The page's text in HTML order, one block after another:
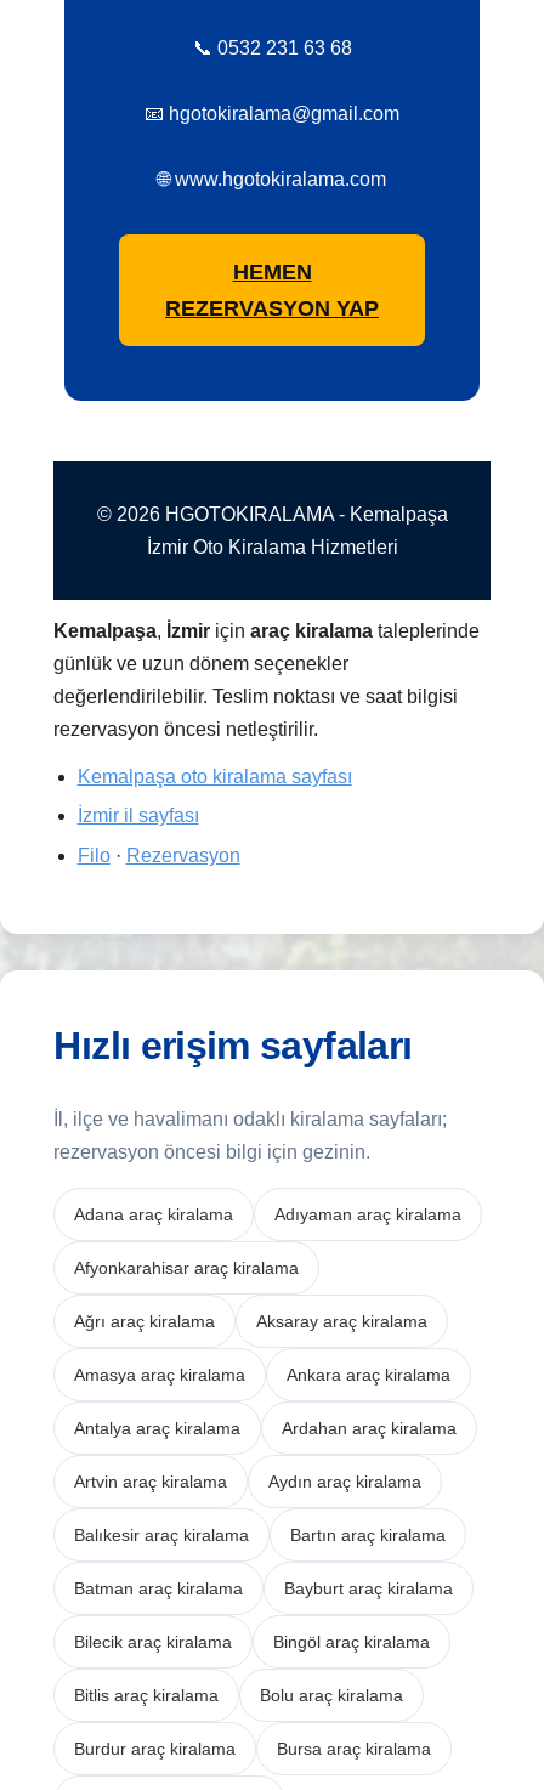
📞 0532 231 63 68
📧 hgotokiralama@gmail.com
🌐 www.hgotokiralama.com
HEMEN
REZERVASYON YAP
© 2026 HGOTOKIRALAMA - Kemalpaşa
İzmir Oto Kiralama Hizmetleri
Kemalpaşa, İzmir içinaraç kiralama taleplerinde
günlük ve uzun dönem seçenekler
değerlendirilebilir. Teslim noktası ve saat bilgisi
rezervasyon öncesi netleştirilir.
Kemalpaşa oto kiralama sayfası
İzmir il sayfası
Filo· Rezervasyon
Hızlı erişim sayfaları
İl, ilçe ve havalimanı odaklı kiralama sayfaları;
rezervasyon öncesi bilgi için gezinin.
Adana araç kiralama Adıyaman araç kiralama
Afyonkarahisar araç kiralama
Ağrı araç kiralama Aksaray araç kiralama
Amasya araç kiralama Ankara araç kiralama
Antalya araç kiralama Ardahan araç kiralama
Artvin araç kiralama Aydın araç kiralama
Balıkesir araç kiralama Bartın araç kiralama
Batman araç kiralama Bayburt araç kiralama
Bilecik araç kiralama Bingöl araç kiralama
Bitlis araç kiralama Bolu araç kiralama
Burdur araç kiralama Bursa araç kiralama